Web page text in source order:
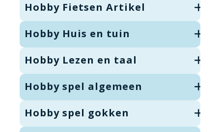
Hobby Fietsen Artikel
Hobby Huis en tuin
Hobby Lezen en taal
Hobby spel algemeen
Hobby spel gokken